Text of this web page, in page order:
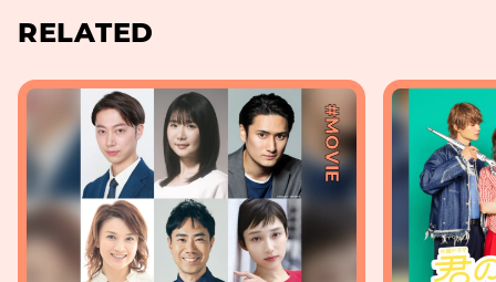
RELATED
#MOVIE